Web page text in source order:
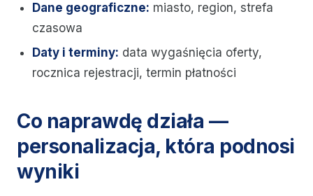
Dane geograficzne: miasto, region, strefa
czasowa
Daty i terminy: data wygaśnięcia oferty,
rocznica rejestracji, termin płatności
Co naprawdę działa —
personalizacja, która podnosi
wyniki